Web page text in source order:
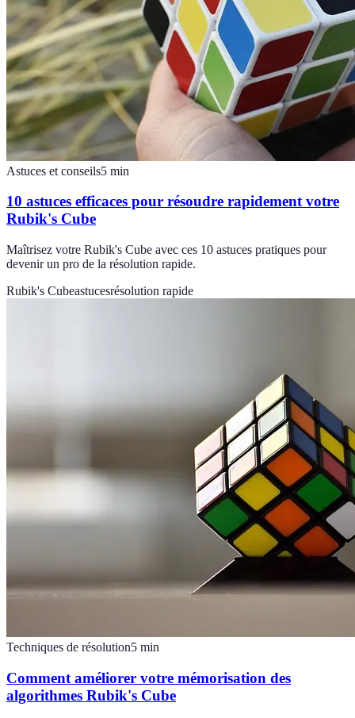
Astuces et conseils5 min
10 astuces efficaces pour résoudre rapidement votre
Rubik's Cube
Maîtrisez votre Rubik's Cube avec ces 10 astuces pratiques pour
devenir un pro de la résolution rapide.
Rubik's Cubeastucesrésolution rapide
Techniques de résolution5 min
Comment améliorer votre mémorisation des
algorithmes Rubik's Cube